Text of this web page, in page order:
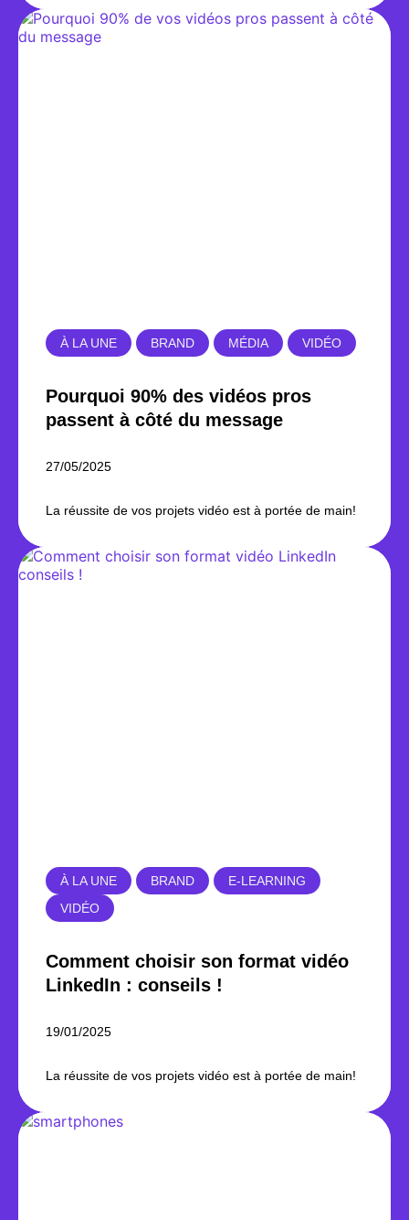
À LA UNE BRAND MÉDIA VIDÉO
Pourquoi 90% des vidéos pros
passent à côté du message
27/05/2025
La réussite de vos projets vidéo est à portée de main!
À LA UNE BRAND
E-LEARNING
VIDÉO
Comment choisir son format vidéo
LinkedIn : conseils !
19/01/2025
La réussite de vos projets vidéo est à portée de main!